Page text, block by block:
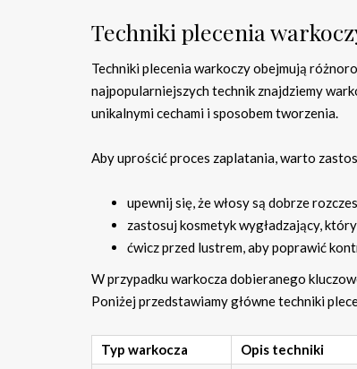
Techniki plecenia
Techniki plecenia warkoczy obejmują
najpopularniejszych technik znajdziemy
unikalnymi cechami i sposobem tworzenia.
Aby uprościć proces zaplatania, warto
upewnij się, że włosy są dobrze
zastosuj kosmetyk wygładzający,
ćwicz przed lustrem, aby poprawić
W przypadku warkocza dobieranego
Poniżej przedstawiamy główne techniki
Typ warkocza
Opis techniki